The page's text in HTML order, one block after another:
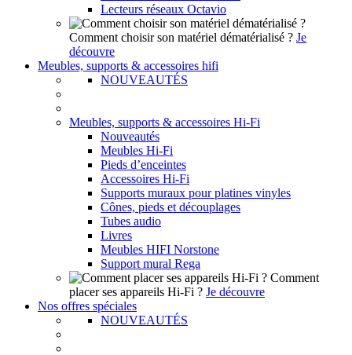
Lecteurs réseaux Octavio
Comment choisir son matériel dématérialisé ? Je
découvre
Meubles, supports & accessoires hifi
NOUVEAUTÉS
Meubles, supports & accessoires Hi-Fi
Nouveautés
Meubles Hi-Fi
Pieds d’enceintes
Accessoires Hi-Fi
Supports muraux pour platines vinyles
Cônes, pieds et découplages
Tubes audio
Livres
Meubles HIFI Norstone
Support mural Rega
Comment
placer ses appareils Hi-Fi ? Je découvre
Nos offres spéciales
NOUVEAUTÉS